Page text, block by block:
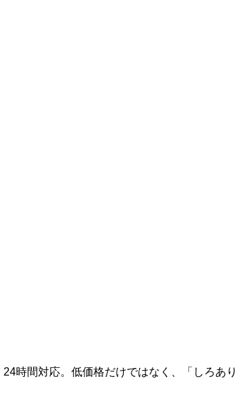
時間対応。低価格だけではなく、「しろあり